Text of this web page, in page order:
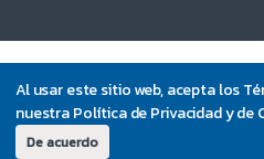
Al usar este sitio web, acepta los
nuestra Política de Privacidad y de
De acuerdo